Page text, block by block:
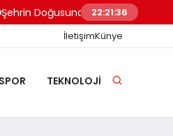
Doğusundan Boğaz Kıyılarına
22:21:37
İletişimKünye
SPOR TEKNOLOJI